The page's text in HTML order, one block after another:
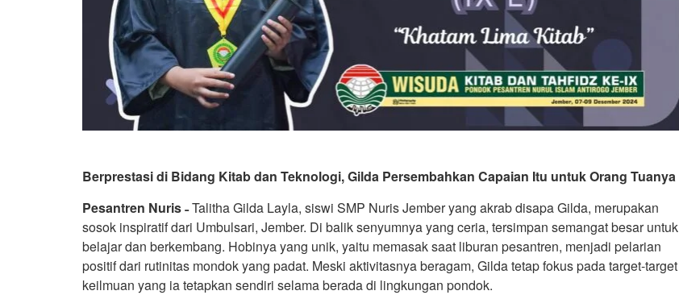
Berprestasi di Bidang Kitab dan Teknologi, Gilda Persembahkan Capaian Itu untuk Orang Tuanya
Pesantren Nuris ˗Talitha Gilda Layla, siswi SMP Nuris Jember yang akrab disapa Gilda, merupakan
sosok inspiratif dari Umbulsari, Jember. Di balik senyumnya yang ceria, tersimpan semangat besar untuk
belajar dan berkembang. Hobinya yang unik, yaitu memasak saat liburan pesantren, menjadi pelarian
positif dari rutinitas mondok yang padat. Meski aktivitasnya beragam, Gilda tetap fokus pada target-target
keilmuan yang ia tetapkan sendiri selama berada di lingkungan pondok.